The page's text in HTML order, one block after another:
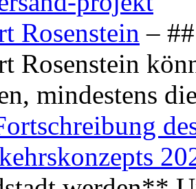
Rosenstein –
Rosenstein
mindestens